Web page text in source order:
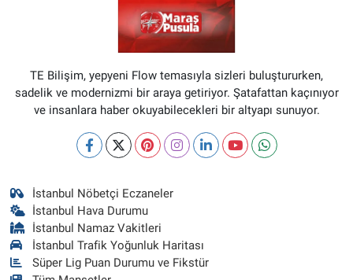
TE Bilişim, yepyeni Flow temasıyla sizleri buluştururken,
sadelik ve modernizmi bir araya getiriyor. Şatafattan kaçınıyor
ve insanlara haber okuyabilecekleri bir altyapı sunuyor.
İstanbul Nöbetçi Eczaneler
İstanbul Hava Durumu
İstanbul Namaz Vakitleri
İstanbul Trafik Yoğunluk Haritası
Süper Lig Puan Durumu ve Fikstür